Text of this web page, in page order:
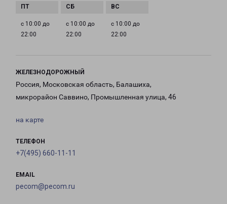
с 10:00 до
22:00
с 10:00 до
22:00
с 10:00 до
22:00
ЖЕЛЕЗНОДОРОЖНЫЙ
Россия, Московская область, Балашиха,
микрорайон Саввино, Промышленная улица, 46
на карте
ТЕЛЕФОН
+7(495) 660-11-11
EMAIL
pecom@pecom.ru